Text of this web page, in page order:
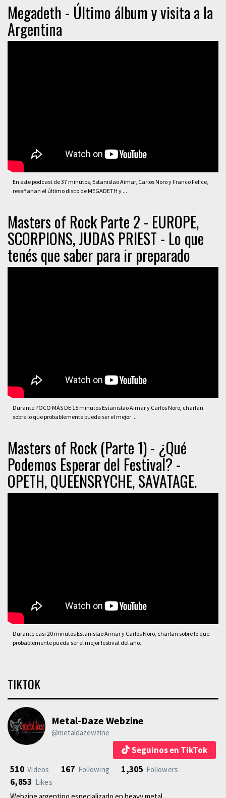
Megadeth - Último álbum y visita a la
Argentina
En este podcast de 37 minutos, Estanislao Aimar, Carlos Noro y Franco Felice,
reseñanan el último disco de MEGADETH y ...
Masters of Rock Parte 2 - EUROPE,
SCORPIONS, JUDAS PRIEST - Lo que
tenés que saber para ir preparado
Durante POCO MÁS DE 15 minutos Estanislao Aimar y Carlos Noro, charlan
sobre lo que probablemente pueda ser el mejor ...
Masters of Rock (Parte 1) - ¿Qué
Podemos Esperar del Festival? -
OPETH, QUEENSRYCHE, SAVATAGE.
Durante casi 20 minutos Estanislao Aimar y Carlos Noro, charlan sobre lo que
probablemente pueda ser el mejor festival del año.
TIKTOK
Metal-Daze Webzine
@metaldazewzine
Seguinos en TikTok
510 Videos 167 Following 1,305 Followers
6,853 Likes